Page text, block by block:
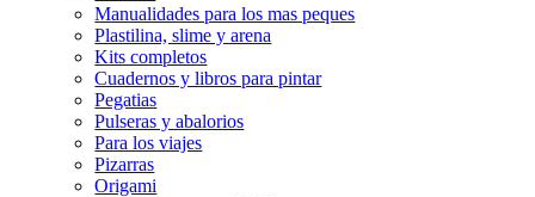
Manualidades para los mas peques
Plastilina, slime y arena
Kits completos
Cuadernos y libros para pintar
Pegatias
Pulseras y abalorios
Para los viajes
Pizarras
Origami